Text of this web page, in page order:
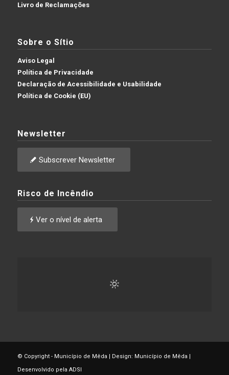
Livro de Reclamações
Sobre o Sítio
Aviso Legal
Política de Privacidade
Declaração de Acessibilidade e Usabilidade
Política de Cookie (EU)
Newsletter
Subscrever Newsletter
Risco de Incêndio
Ver o nível de alerta
© Copyright - Município de Mêda | Design: Município de Mêda |
Desenvolvido pela ADSI